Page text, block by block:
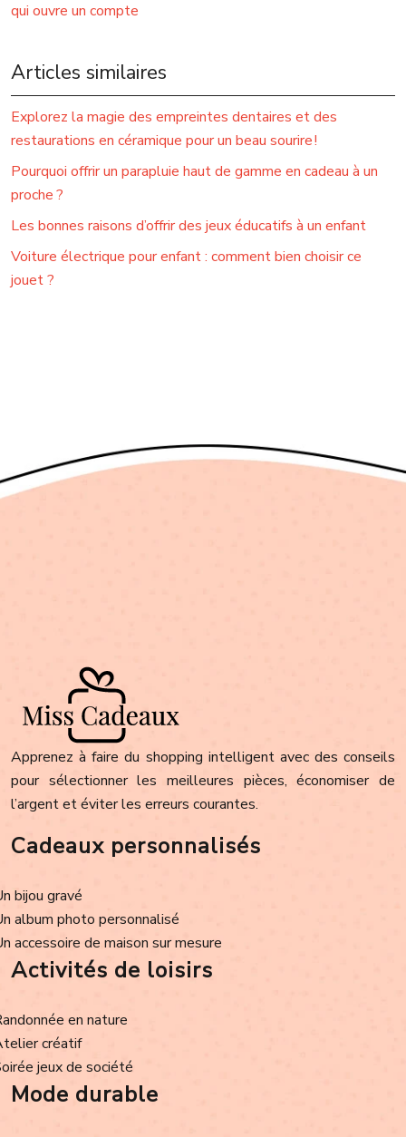
qui ouvre un compte
Articles similaires
Explorez la magie des empreintes dentaires et des
restaurations en céramique pour un beau sourire !
Pourquoi offrir un parapluie haut de gamme en cadeau à un
proche ?
Les bonnes raisons d’offrir des jeux éducatifs à un enfant
Voiture électrique pour enfant : comment bien choisir ce
jouet ?
Apprenez à faire du shopping intelligent avec des conseils
pour sélectionner les meilleures pièces, économiser de
l’argent et éviter les erreurs courantes.
Cadeaux personnalisés
bijou gravé
album photo personnalisé
accessoire de maison sur mesure
Activités de loisirs
en nature
créatif
jeux de société
Mode durable